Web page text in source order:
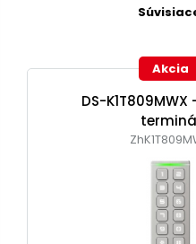
Akcia
DS-